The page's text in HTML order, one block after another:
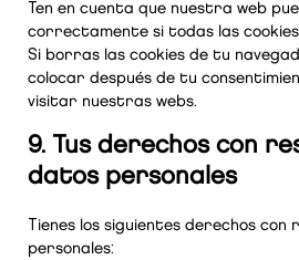
Ten en cuenta que nuestra web
correctamente si todas las
Si borras las cookies de tu
colocar después de tu
visitar nuestras webs.
9. Tus derechos con
datos personales
Tienes los siguientes derechos
personales: